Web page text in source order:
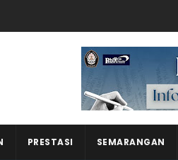
Masukkan iklan disini!
PRESTASI SEMARANGAN